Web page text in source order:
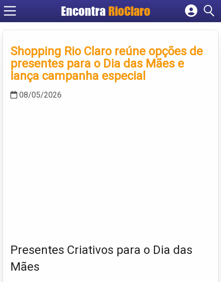
Encontra RioClaro
Cadastrar empresa
Criar conta
Shopping Rio Claro reúne opções de
presentes para o Dia das Mães e
lança campanha especial
08/05/2026
Presentes Criativos para o Dia das
Mães